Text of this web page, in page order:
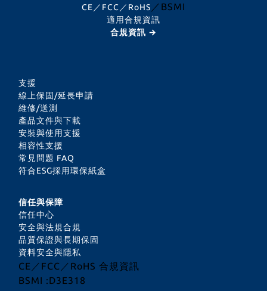
CE／FCC／RoHS ／BSMI
適用合規資訊
合規資訊 →
支援
線上保固/延長申請
維修/送測
產品文件與下載
安裝與使用支援
相容性支援
常見問題 FAQ
符合ESG採用環保紙盒
信任與保障
信任中心
安全與法規合規
品質保證與長期保固
資料安全與隱私
CE／FCC／RoHS 合規資訊
BSMI :D3E318